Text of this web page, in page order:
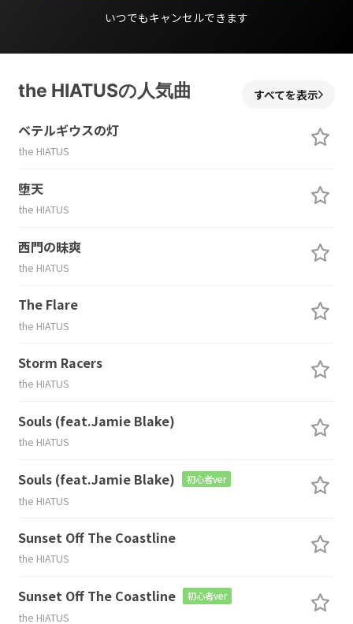
いつでもキャンセルできます
the HIATUSの人気曲 すべてを表示
ベテルギウスの灯
the HIATUS
堕天
the HIATUS
西門の昧爽
the HIATUS
The Flare
the HIATUS
Storm Racers
the HIATUS
Souls (feat.Jamie Blake)
the HIATUS
Souls (feat.Jamie Blake) 初心者ver
the HIATUS
Sunset Off The Coastline
the HIATUS
Sunset Off The Coastline 初心者ver
the HIATUS